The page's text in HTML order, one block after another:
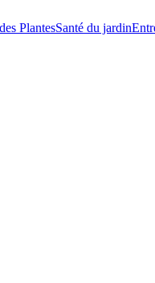
PlantesSanté du jardin